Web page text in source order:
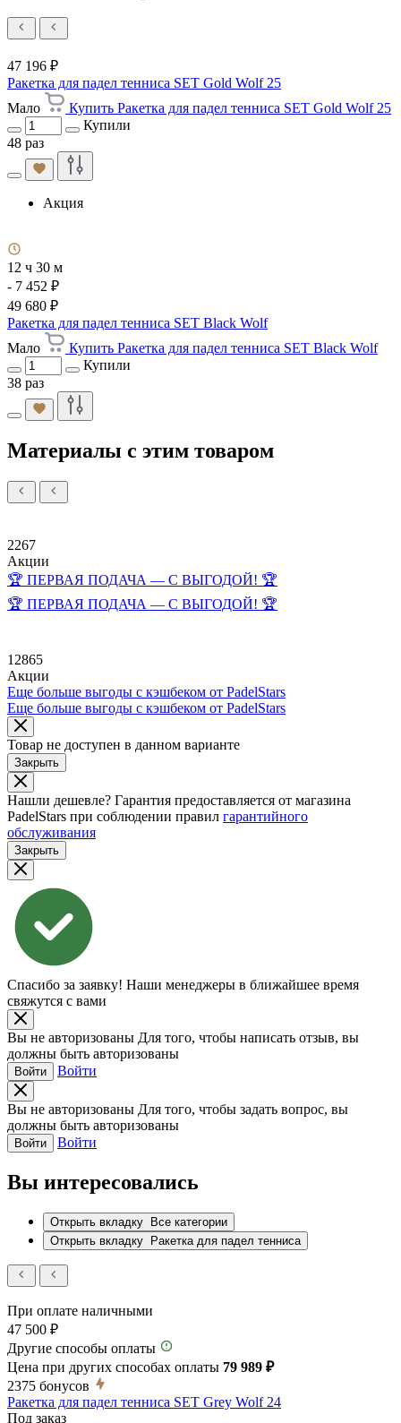
47 196 ₽
Ракетка для падел тенниса SET Gold Wolf 25
Мало
Купить Ракетка для падел тенниса SET Gold Wolf 25
Купили
48 раз
Акция
12 ч 30 м
- 7 452 ₽
49 680 ₽
Ракетка для падел тенниса SET Black Wolf
Мало
Купить Ракетка для падел тенниса SET Black Wolf
Купили
38 раз
Материалы с этим товаром
2267
Акции
🏆 ПЕРВАЯ ПОДАЧА — С ВЫГОДОЙ! 🏆
🏆 ПЕРВАЯ ПОДАЧА — С ВЫГОДОЙ! 🏆
12865
Акции
Еще больше выгоды с кэшбеком от PadelStars
Еще больше выгоды с кэшбеком от PadelStars
Товар не доступен в данном варианте
Закрыть
Нашли дешевле? Гарантия предоставляется от магазина
PadelStars при соблюдении правил гарантийного
обслуживания
Закрыть
Спасибо за заявку! Наши менеджеры в ближайшее время
свяжутся с вами
Вы не авторизованы Для того, чтобы написать отзыв, вы
должны быть авторизованы
Войти Войти
Вы не авторизованы Для того, чтобы задать вопрос, вы
должны быть авторизованы
Войти Войти
Вы интересовались
Открыть вкладку Все категории
Открыть вкладку Ракетка для падел тенниса
При оплате наличными
47 500 ₽
Другие способы оплаты
Цена при других способах оплаты 79 989 ₽
2375 бонусов
Ракетка для падел тенниса SET Grey Wolf 24
Под заказ